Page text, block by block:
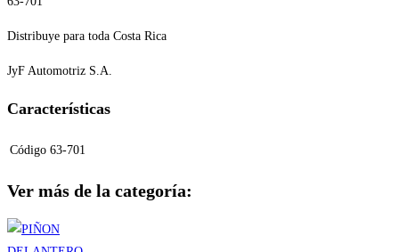
Distribuye para toda Costa Rica
JyF Automotriz S.A.
Características
Código 63-701
Ver más de la categoría: